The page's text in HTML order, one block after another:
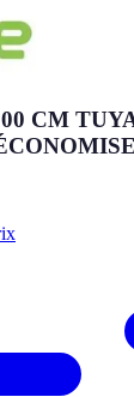
CM